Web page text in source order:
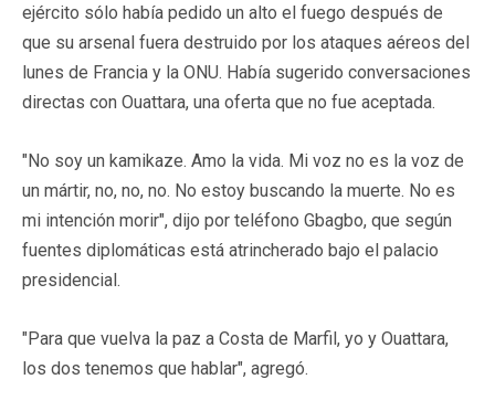
ejército sólo había pedido un alto el fuego después de
que su arsenal fuera destruido por los ataques aéreos del
lunes de Francia y la ONU. Había sugerido conversaciones
directas con Ouattara, una oferta que no fue aceptada.
"No soy un kamikaze. Amo la vida. Mi voz no es la voz de
un mártir, no, no, no. No estoy buscando la muerte. No es
mi intención morir", dijo por teléfono Gbagbo, que según
fuentes diplomáticas está atrincherado bajo el palacio
presidencial.
"Para que vuelva la paz a Costa de Marfil, yo y Ouattara,
los dos tenemos que hablar", agregó.